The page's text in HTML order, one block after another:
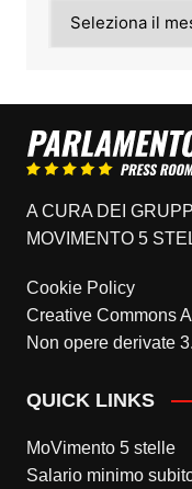
A CURA DEI
MOVIMENTO 5
Cookie Policy
Creative Commons
Non opere derivate
QUICK LINKS
MoVimento 5 stelle
Salario minimo